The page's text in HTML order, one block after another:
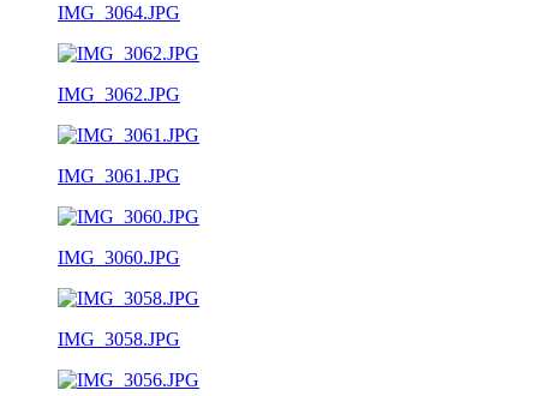
IMG_3064.JPG
IMG_3062.JPG
IMG_3061.JPG
IMG_3060.JPG
IMG_3058.JPG